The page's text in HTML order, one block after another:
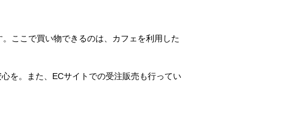
ここで買い物できるのは、カフェを利用した
を。また、ECサイトでの受注販売も行ってい